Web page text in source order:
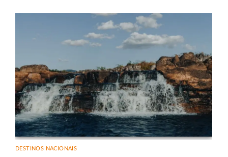
DESTINOS NACIONAIS